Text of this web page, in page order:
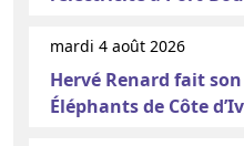
mardi 4 août 2026
Hervé Renard fait
Éléphants de Côte